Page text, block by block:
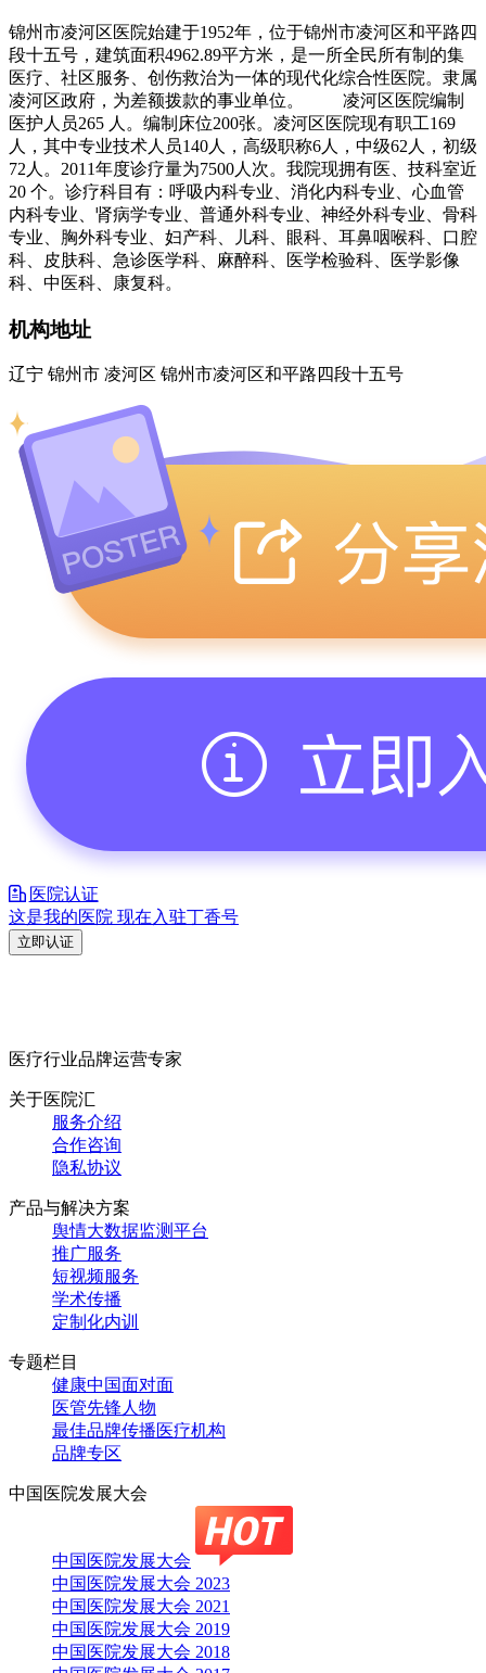
锦州市凌河区医院始建于1952年，位于锦州市凌河区和平路四
段十五号，建筑面积4962.89平方米，是一所全民所有制的集
医疗、社区服务、创伤救治为一体的现代化综合性医院。隶属
凌河区政府，为差额拨款的事业单位。 凌河区医院编制
医护人员265 人。编制床位200张。凌河区医院现有职工169
人，其中专业技术人员140人，高级职称6人，中级62人，初级
72人。2011年度诊疗量为7500人次。我院现拥有医、技科室近
20 个。诊疗科目有：呼吸内科专业、消化内科专业、心血管
内科专业、肾病学专业、普通外科专业、神经外科专业、骨科
专业、胸外科专业、妇产科、儿科、眼科、耳鼻咽喉科、口腔
科、皮肤科、急诊医学科、麻醉科、医学检验科、医学影像
科、中医科、康复科。
机构地址
辽宁 锦州市 凌河区 锦州市凌河区和平路四段十五号
医院认证
这是我的医院 现在入驻丁香号
立即认证
医疗行业品牌运营专家
关于医院汇
服务介绍
合作咨询
隐私协议
产品与解决方案
舆情大数据监测平台
推广服务
短视频服务
学术传播
定制化内训
专题栏目
健康中国面对面
医管先锋人物
最佳品牌传播医疗机构
品牌专区
中国医院发展大会
中国医院发展大会
中国医院发展大会 2023
中国医院发展大会 2021
中国医院发展大会 2019
中国医院发展大会 2018